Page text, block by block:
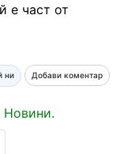
е част от
ни Добави коментар
Новини.